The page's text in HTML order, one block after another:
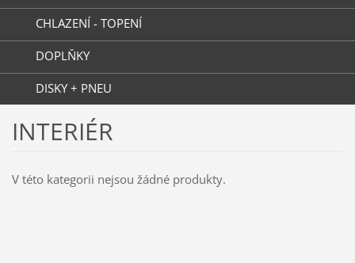
CHLAZENÍ - TOPENÍ
DOPLŇKY
DISKY + PNEU
INTERIÉR
V této kategorii nejsou žádné produkty.